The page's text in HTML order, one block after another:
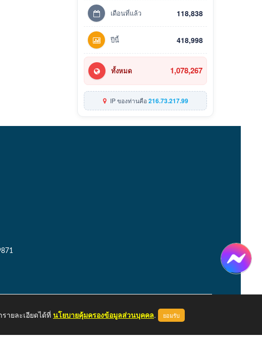
เดือนที่แล้ว 118,838
ปีนี้ 418,998
ทั้งหมด 1,078,267
IP ของท่านคือ216.73.217.99
หน้าแรก ผู้ดูแลระบบ
ายละเอียดได้ที่ นโยบายคุ้มครองข้อมูลส่วนบุคคล. ยอมรับ